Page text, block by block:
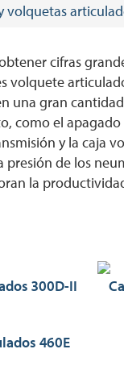
volquetas
cifras
volquete
una gran
como el
y la caja
presión de los
la
300D-II
460E